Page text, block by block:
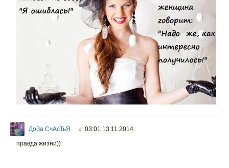
ДоЗа СчАсТьЯ ○ 03:01 13.11.2014
правда жизни))